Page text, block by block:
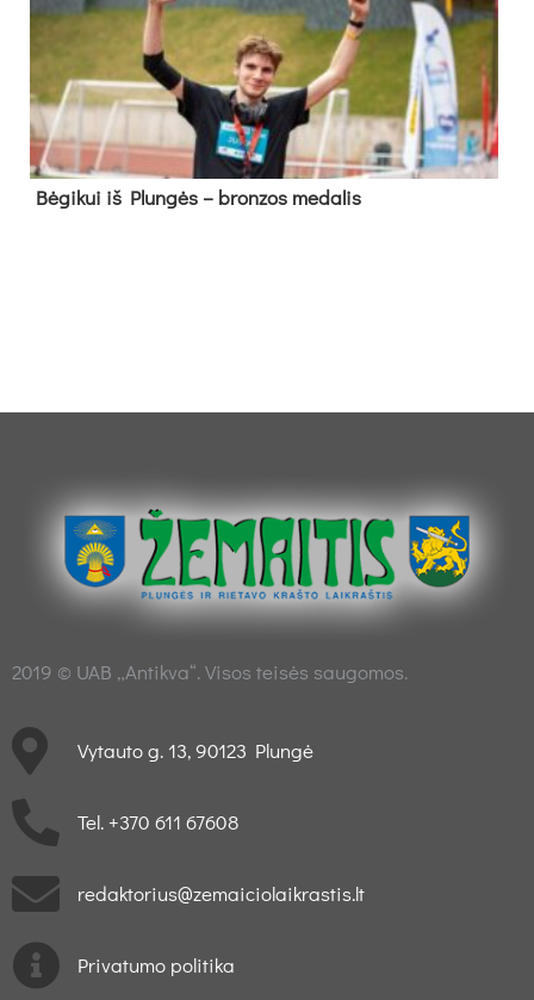
Bė­gi­kui iš Plun­gės – bron­zos me­da­lis
2019 © UAB „Antikva“. Visos teisės saugomos.
Vytauto g. 13, 90123 Plungė
Tel. +370 611 67608
redaktorius@zemaiciolaikrastis.lt
Privatumo politika